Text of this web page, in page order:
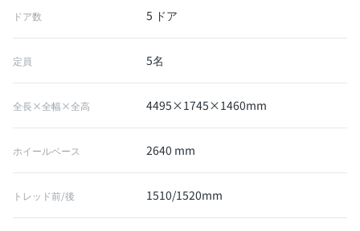
ドア数 5 ドア
定員 5名
全長×全幅×全高 4495×1745×1460mm
ホイールベース 2640 mm
トレッド前/後 1510/1520mm